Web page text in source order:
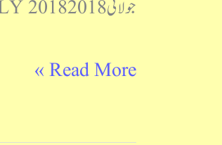
جولائی 2018 UGC NET & JRF URDU JULY 2018 کوئز کی شکل UGC NET & JRF Urdu July 2018
Read More »